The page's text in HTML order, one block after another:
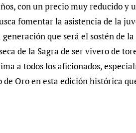
con un precio muy reducido y
fomentar la asistencia de la
que será el sostén de
de la Sagra de ser vivero de
a todos los aficionados,
Oro en esta edición histórica